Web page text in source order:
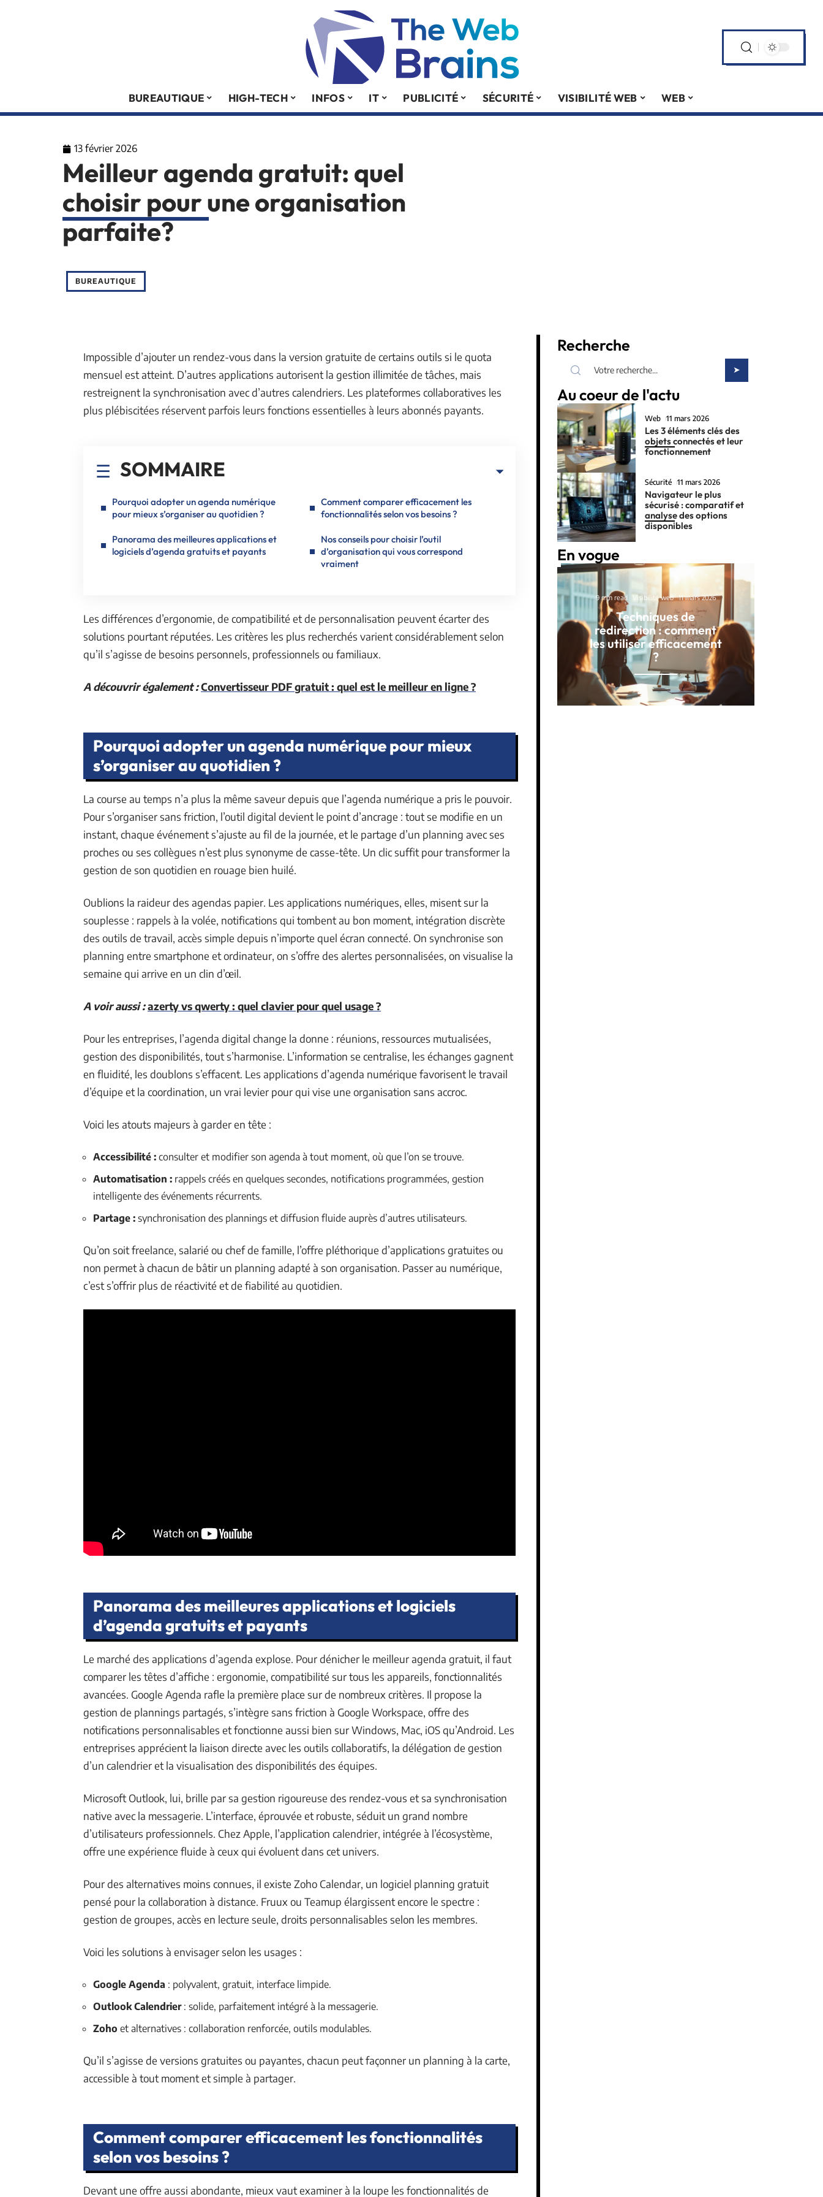
BUREAUTIQUE HIGH-TECH INFOS IT PUBLICITÉ SÉCURITÉ VISIBILITÉ WEB WEB
13 février 2026
Meilleur agenda gratuit: quel
choisir pour une organisation
parfaite?
BUREAUTIQUE
Impossible d’ajouter un rendez-vous dans la version gratuite de certains outils si le quota
mensuel est atteint. D’autres applications autorisent la gestion illimitée de tâches, mais
restreignent la synchronisation avec d’autres calendriers. Les plateformes collaboratives les
plus plébiscitées réservent parfois leurs fonctions essentielles à leurs abonnés payants.
SOMMAIRE
Pourquoi adopter un agenda numérique
pour mieux s’organiser au quotidien ?
Panorama des meilleures applications et
logiciels d’agenda gratuits et payants
Comment comparer efficacement les
fonctionnalités selon vos besoins ?
Nos conseils pour choisir l’outil
d’organisation qui vous correspond
vraiment
Les différences d’ergonomie, de compatibilité et de personnalisation peuvent écarter des
solutions pourtant réputées. Les critères les plus recherchés varient considérablement selon
qu’il s’agisse de besoins personnels, professionnels ou familiaux.
A découvrir également :Convertisseur PDF gratuit : quel est le meilleur en ligne ?
Pourquoi adopter un agenda numérique pour mieux
s’organiser au quotidien ?
La course au temps n’a plus la même saveur depuis que l’agenda numérique a pris le pouvoir.
Pour s’organiser sans friction, l’outil digital devient le point d’ancrage : tout se modifie en un
instant, chaque événement s’ajuste au fil de la journée, et le partage d’un planning avec ses
proches ou ses collègues n’est plus synonyme de casse-tête. Un clic suffit pour transformer la
gestion de son quotidien en rouage bien huilé.
Oublions la raideur des agendas papier. Les applications numériques, elles, misent sur la
souplesse : rappels à la volée, notifications qui tombent au bon moment, intégration discrète
des outils de travail, accès simple depuis n’importe quel écran connecté. On synchronise son
planning entre smartphone et ordinateur, on s’offre des alertes personnalisées, on visualise la
semaine qui arrive en un clin d’œil.
A voir aussi :azerty vs qwerty : quel clavier pour quel usage ?
Pour les entreprises, l’agenda digital change la donne : réunions, ressources mutualisées,
gestion des disponibilités, tout s’harmonise. L’information se centralise, les échanges gagnent
en fluidité, les doublons s’effacent. Les applications d’agenda numérique favorisent le travail
d’équipe et la coordination, un vrai levier pour qui vise une organisation sans accroc.
Voici les atouts majeurs à garder en tête :
Accessibilité : consulter et modifier son agenda à tout moment, où que l’on se trouve.
Automatisation : rappels créés en quelques secondes, notifications programmées, gestion
intelligente des événements récurrents.
Partage : synchronisation des plannings et diffusion fluide auprès d’autres utilisateurs.
Qu’on soit freelance, salarié ou chef de famille, l’offre pléthorique d’applications gratuites ou
non permet à chacun de bâtir un planning adapté à son organisation. Passer au numérique,
c’est s’offrir plus de réactivité et de fiabilité au quotidien.
Panorama des meilleures applications et logiciels
d’agenda gratuits et payants
Le marché des applications d’agenda explose. Pour dénicher le meilleur agenda gratuit, il faut
comparer les têtes d’affiche : ergonomie, compatibilité sur tous les appareils, fonctionnalités
avancées. Google Agenda rafle la première place sur de nombreux critères. Il propose la
gestion de plannings partagés, s’intègre sans friction à Google Workspace, offre des
notifications personnalisables et fonctionne aussi bien sur Windows, Mac, iOS qu’Android. Les
entreprises apprécient la liaison directe avec les outils collaboratifs, la délégation de gestion
d’un calendrier et la visualisation des disponibilités des équipes.
Microsoft Outlook, lui, brille par sa gestion rigoureuse des rendez-vous et sa synchronisation
native avec la messagerie. L’interface, éprouvée et robuste, séduit un grand nombre
d’utilisateurs professionnels. Chez Apple, l’application calendrier, intégrée à l’écosystème,
offre une expérience fluide à ceux qui évoluent dans cet univers.
Pour des alternatives moins connues, il existe Zoho Calendar, un logiciel planning gratuit
pensé pour la collaboration à distance. Fruux ou Teamup élargissent encore le spectre :
gestion de groupes, accès en lecture seule, droits personnalisables selon les membres.
Voici les solutions à envisager selon les usages :
Google Agenda : polyvalent, gratuit, interface limpide.
Outlook Calendrier: solide, parfaitement intégré à la messagerie.
Zoho et alternatives : collaboration renforcée, outils modulables.
Qu’il s’agisse de versions gratuites ou payantes, chacun peut façonner un planning à la carte,
accessible à tout moment et simple à partager.
Comment comparer efficacement les fonctionnalités
selon vos besoins ?
Devant une offre aussi abondante, mieux vaut examiner à la loupe les fonctionnalités de
Recherche
Au coeur de l'actu
Web 11 mars 2026
Les 3 éléments clés des
objets connectés et leur
fonctionnement
Sécurité 11 mars 2026
Navigateur le plus
sécurisé : comparatif et
analyse des options
disponibles
En vogue
9 min read Visibilité web 11 mars 2026
Techniques de
redirection : comment
les utiliser efficacement
?